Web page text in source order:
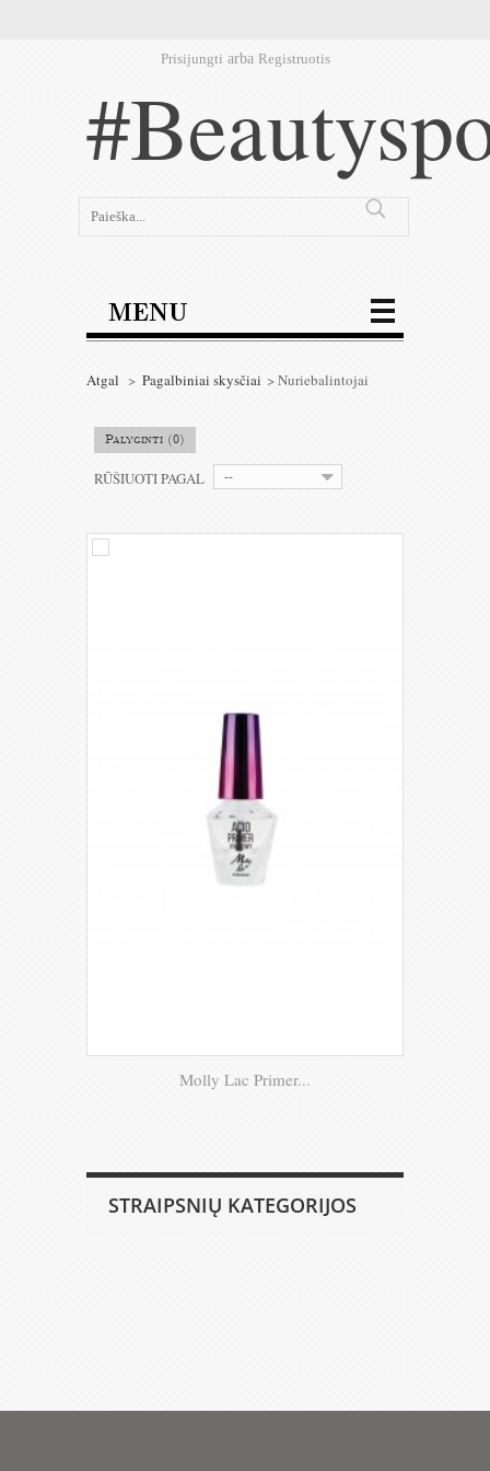
Prisijungti arba Registruotis
MENU
Atgal > Pagalbiniai skysčiai >Nuriebalintojai
Palyginti (0)
RŪŠIUOTI PAGAL --
Molly Lac Primer...
STRAIPSNIŲ KATEGORIJOS